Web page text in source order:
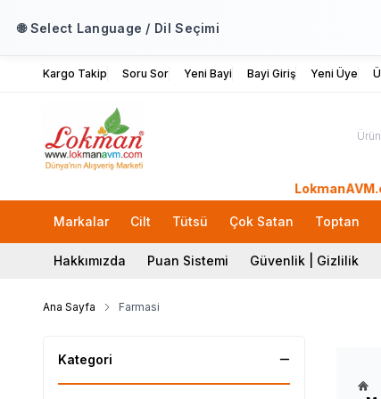
🌐 Select Language / Dil Seçimi
Kargo Takip Soru Sor Yeni Bayi Bayi Giriş Yeni Üye
Markalar Cilt Tütsü Çok Satan Toptan
Hakkımızda Puan Sistemi Güvenlik | Gizlilik
Ana Sayfa Farmasi
Kategori